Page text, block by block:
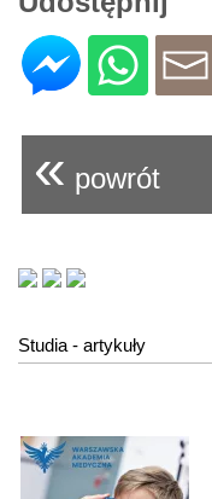
« powrót
Studia - artykuły